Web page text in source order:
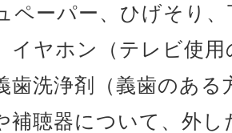
ペーパー、ひげそり、
イヤホン（テレビ使
歯洗浄剤（義歯のある
補聴器について、外し